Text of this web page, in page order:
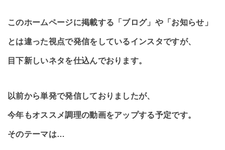
このホームページに掲載する「ブログ」や「お知らせ」
とは違った視点で発信をしているインスタですが、
目下新しいネタを仕込んでおります。
以前から単発で発信しておりましたが、
今年もオススメ調理の動画をアップする予定です。
そのテーマは…